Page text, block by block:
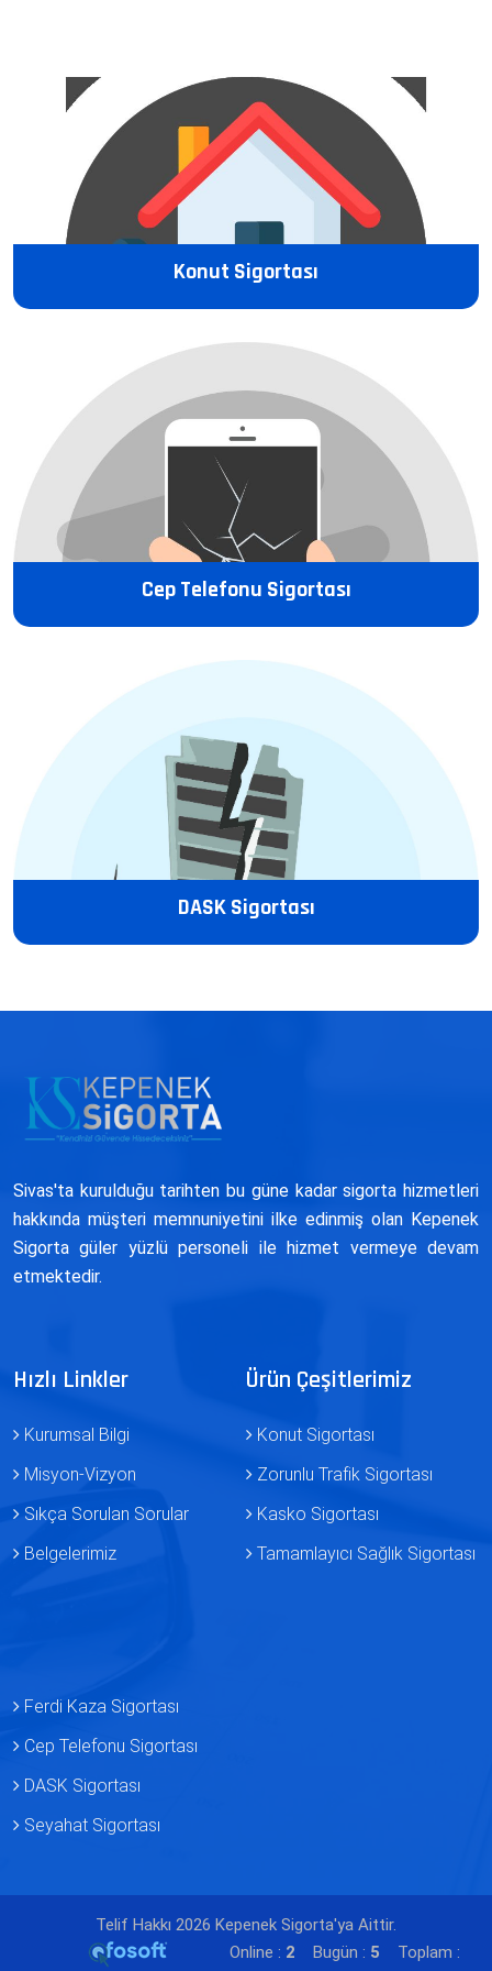
Konut Sigortası
Cep Telefonu Sigortası
DASK Sigortası
Sivas'ta kurulduğu tarihten bu güne kadar sigorta hizmetleri
hakkında müşteri memnuniyetini ilke edinmiş olan Kepenek
Sigorta güler yüzlü personeli ile hizmet vermeye devam
etmektedir.
Hızlı Linkler
Kurumsal Bilgi
Misyon-Vizyon
Sıkça Sorulan Sorular
Belgelerimiz
Ürün Çeşitlerimiz
Konut Sigortası
Zorunlu Trafik Sigortası
Kasko Sigortası
Tamamlayıcı Sağlık Sigortası
Ferdi Kaza Sigortası
Cep Telefonu Sigortası
DASK Sigortası
Seyahat Sigortası
Telif Hakkı 2026 Kepenek Sigorta'ya Aittir.
Online : 2 Bugün : 5
Toplam :